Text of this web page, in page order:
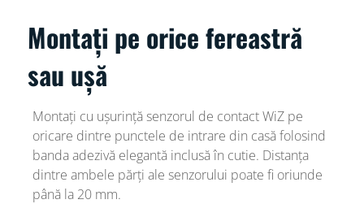
Montați pe orice fereastră
sau ușă
Montați cu ușurință senzorul de contact WiZ pe
oricare dintre punctele de intrare din casă folosind
banda adezivă elegantă inclusă în cutie​. Distanța
dintre ambele părți ale senzorului poate fi oriunde
până la 20 mm.